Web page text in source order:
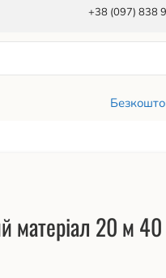
+38 (097) 838
матеріал 20 м 40